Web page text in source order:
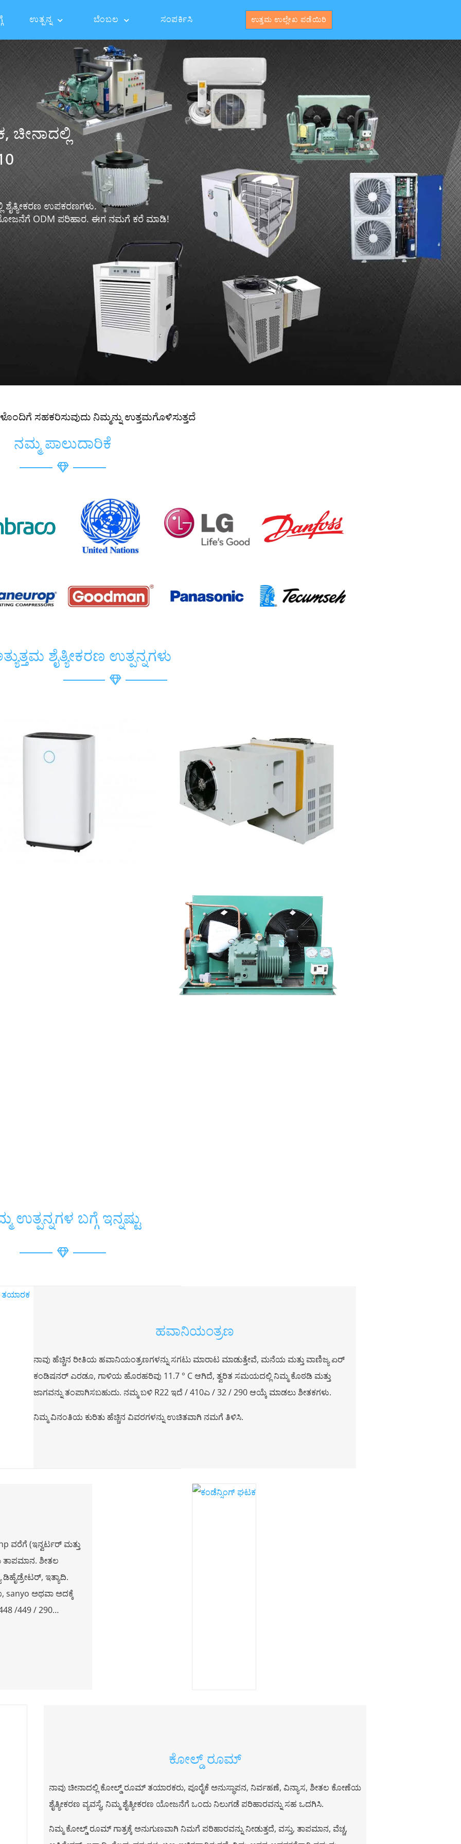
ಉತ್ಪನ್ನ ಬೆಂಬಲ ಸಂಪರ್ಕಿಸಿ ಉತ್ತಮ ಉಲ್ಲೇಖ ಪಡೆಯಿರಿ
ಚೀನಾದಲ್ಲಿ
ಶೈತ್ಯೀಕರಣ ಉಪಕರಣಗಳು.
ಯೋಜನೆಗೆ ODM ಪರಿಹಾರ. ಈಗ ನಮಗೆ ಕರೆ ಮಾಡಿ!
ಸಹಕರಿಸುವುದು ನಿಮ್ಮನ್ನು ಉತ್ತಮಗೊಳಿಸುತ್ತದೆ
ನಮ್ಮ ಪಾಲುದಾರಿಕೆ
ಶೈತ್ಯೀಕರಣ ಉತ್ಪನ್ನಗಳು
ಉತ್ಪನ್ನಗಳ ಬಗ್ಗೆ ಇನ್ನಷ್ಟು
ಹವಾನಿಯಂತ್ರಣ
ನಾವು ಹೆಚ್ಚಿನ ರೀತಿಯ ಹವಾನಿಯಂತ್ರಣಗಳನ್ನು ಸಗಟು ಮಾರಾಟ ಮಾಡುತ್ತೇವೆ, ಮನೆಯ ಮತ್ತು ವಾಣಿಜ್ಯ ಏರ್
ಕಂಡಿಷನರ್ ಎರಡೂ, ಗಾಳಿಯ ಹೊರಹರಿವು 11.7 ° C ಆಗಿದೆ, ತ್ವರಿತ ಸಮಯದಲ್ಲಿ ನಿಮ್ಮ ಕೊಠಡಿ ಮತ್ತು
ಜಾಗವನ್ನು ತಂಪಾಗಿಸಬಹುದು. ನಮ್ಮ ಬಳಿ R22 ಇದೆ / 410ಎ / 32 / 290 ಆಯ್ಕೆ ಮಾಡಲು ಶೀತಕಗಳು.
ನಿಮ್ಮ ವಿನಂತಿಯ ಕುರಿತು ಹೆಚ್ಚಿನ ವಿವರಗಳನ್ನು ಉಚಿತವಾಗಿ ನಮಗೆ ತಿಳಿಸಿ.
ವರೆಗೆ (ಇನ್ವರ್ಟರ್ ಮತ್ತು
ತಾಪಮಾನ. ಶೀತಲ
ಇತ್ಯಾದಿ.
sanyo ಅಥವಾ ಅದಕ್ಕೆ
/449 / 290…
ಕೋಲ್ಡ್ ರೂಮ್
ನಾವು ಚೀನಾದಲ್ಲಿ ಕೋಲ್ಡ್ ರೂಮ್ ತಯಾರಕರು, ಪೂರೈಕೆ ಅನುಸ್ಥಾಪನ, ನಿರ್ವಹಣೆ, ವಿನ್ಯಾಸ, ಶೀತಲ ಕೋಣೆಯ
ಶೈತ್ಯೀಕರಣ ವ್ಯವಸ್ಥೆ, ನಿಮ್ಮ ಶೈತ್ಯೀಕರಣ ಯೋಜನೆಗೆ ಒಂದು ನಿಲುಗಡೆ ಪರಿಹಾರವನ್ನು ಸಹ ಒದಗಿಸಿ.
ನಿಮ್ಮ ಕೋಲ್ಡ್ ರೂಮ್ ಗಾತ್ರಕ್ಕೆ ಅನುಗುಣವಾಗಿ ನಿಮಗೆ ಪರಿಹಾರವನ್ನು ನೀಡುತ್ತದೆ, ವಸ್ತು, ತಾಪಮಾನ, ವೆಚ್ಚ,